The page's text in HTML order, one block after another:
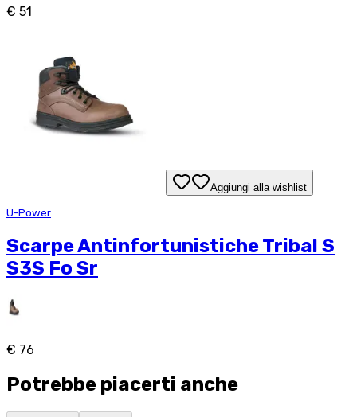
€ 51
Aggiungi alla wishlist
U-Power
Scarpe Antinfortunistiche Tribal S
S3S Fo Sr
€ 76
Potrebbe piacerti anche